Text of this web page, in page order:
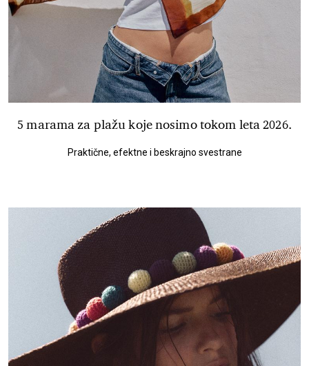
5 marama za plažu koje nosimo tokom leta 2026.
Praktične, efektne i beskrajno svestrane